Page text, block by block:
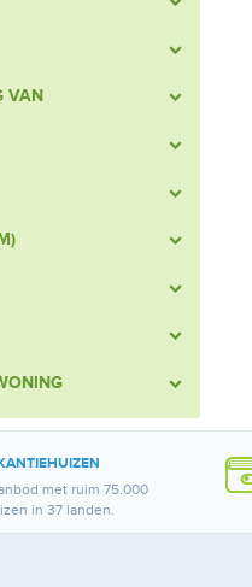
VAN
met ruim 75.000
in 37 landen.